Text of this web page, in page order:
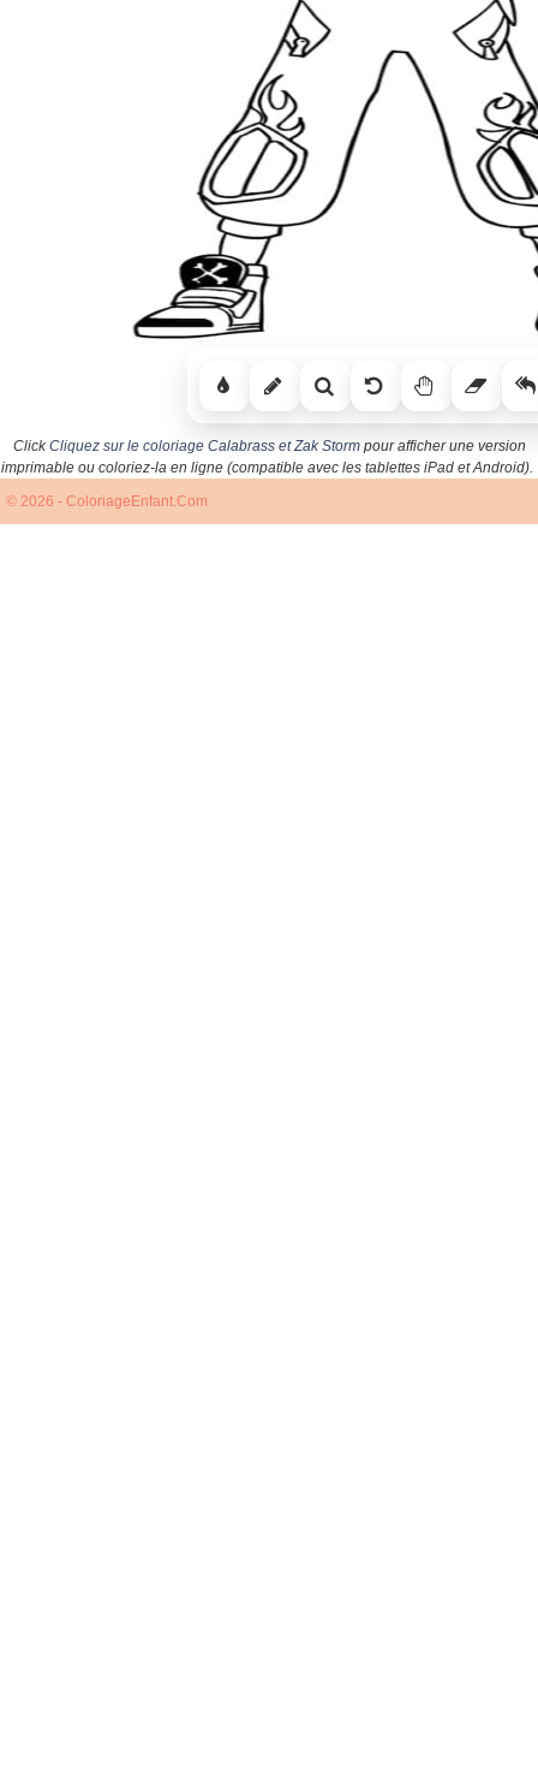
ClickCliquez sur le coloriage Calabrass et Zak Stormpour afficher une version
imprimable ou coloriez-la en ligne (compatible avec les tablettes iPad et Android).
© 2026 - ColoriageEnfant.Com